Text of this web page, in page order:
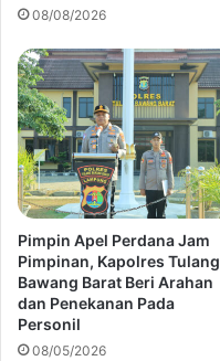
08/08/2026
Pimpin Apel Perdana Jam
Pimpinan, Kapolres Tulang
Bawang Barat Beri Arahan
dan Penekanan Pada
Personil
08/05/2026